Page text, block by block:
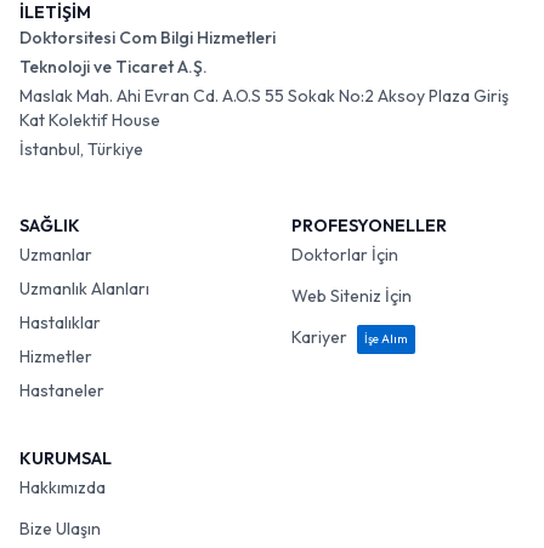
İLETİŞİM
Doktorsitesi Com Bilgi Hizmetleri
Teknoloji ve Ticaret A.Ş.
Maslak Mah. Ahi Evran Cd. A.O.S 55 Sokak No:2 Aksoy Plaza Giriş
Kat Kolektif House
İstanbul, Türkiye
SAĞLIK
Uzmanlar
Uzmanlık Alanları
Hastalıklar
Hizmetler
Hastaneler
PROFESYONELLER
Doktorlar İçin
Web Siteniz İçin
Kariyer
İşe Alım
KURUMSAL
Hakkımızda
Bize Ulaşın